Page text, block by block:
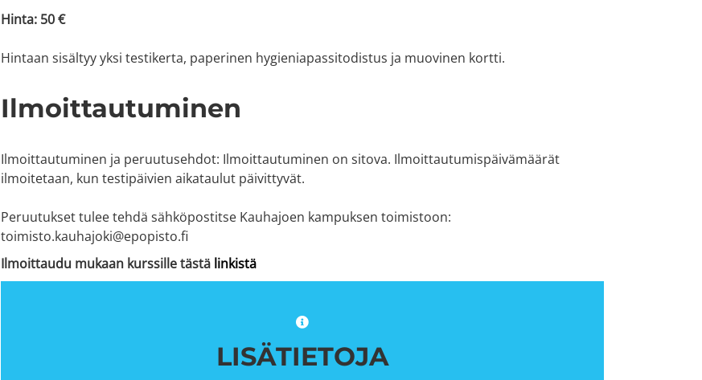
Hinta: 50 €
Hintaan sisältyy yksi testikerta, paperinen hygieniapassitodistus ja muovinen kortti.
Ilmoittautuminen
Ilmoittautuminen ja peruutusehdot: Ilmoittautuminen on sitova. Ilmoittautumispäivämäärät
ilmoitetaan, kun testipäivien aikataulut päivittyvät.
Peruutukset tulee tehdä sähköpostitse Kauhajoen kampuksen toimistoon:
toimisto.kauhajoki@epopisto.fi
Ilmoittaudu mukaan kurssille tästä linkistä
LISÄTIETOJA